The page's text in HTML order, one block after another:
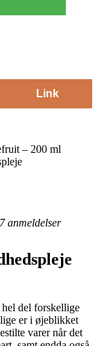
Link
– 200 ml
anmeldelser
del forskellige
er i øjeblikket
varer når det